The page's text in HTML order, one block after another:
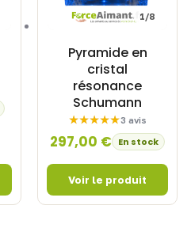
Pyramide en
cristal
résonance
Schumann
3 avis
297,00 € En stock
1/8